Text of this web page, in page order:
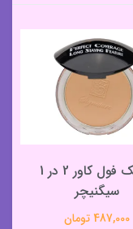
پنکیک فول کاور 2 در 1
سیگنیچر
487,000 تومان